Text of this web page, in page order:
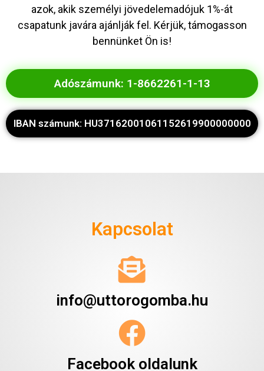
azok, akik személyi jövedelemadójuk 1%-át
csapatunk javára ajánlják fel. Kérjük, támogasson
bennünket Ön is!
Adószámunk: 1-8662261-1-13
IBAN számunk: HU37162001061152619900000000
Kapcsolat
info@uttorogomba.hu
Facebook oldalunk